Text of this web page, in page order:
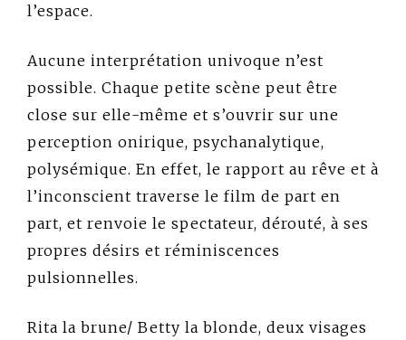
l’espace.
Aucune interprétation univoque n’est
possible. Chaque petite scène peut être
close sur elle-même et s’ouvrir sur une
perception onirique, psychanalytique,
polysémique. En effet, le rapport au rêve et à
l’inconscient traverse le film de part en
part, et renvoie le spectateur, dérouté, à ses
propres désirs et réminiscences
pulsionnelles.
Rita la brune/ Betty la blonde, deux visages